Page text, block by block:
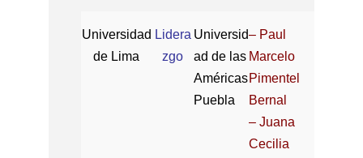
Universidad
de Lima
Lidera
zgo
Universid
ad de las
Américas
Puebla
– Paul
Marcelo
Pimentel
Bernal
– Juana
Cecilia